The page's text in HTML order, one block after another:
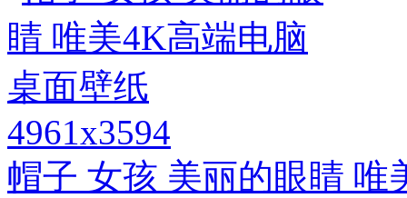
4961x3594
帽子 女孩 美丽的眼睛 唯